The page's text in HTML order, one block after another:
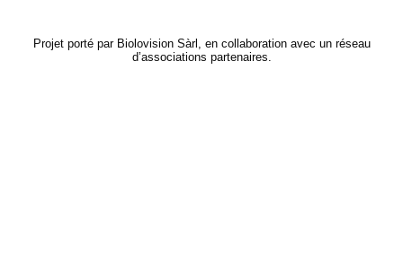
Projet porté par Biolovision Sàrl, en collaboration avec un réseau
d’associations partenaires.